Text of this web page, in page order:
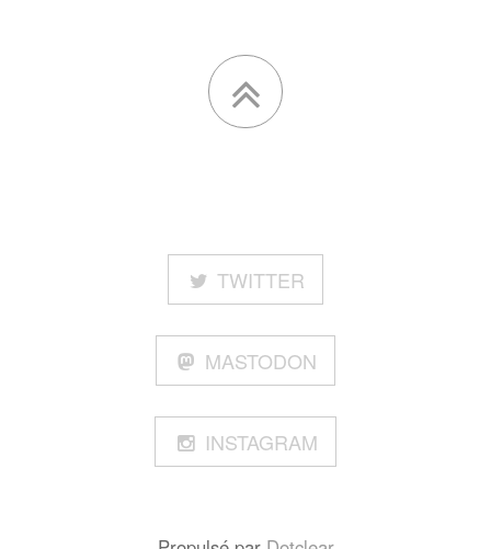
TWITTER
MASTODON
INSTAGRAM